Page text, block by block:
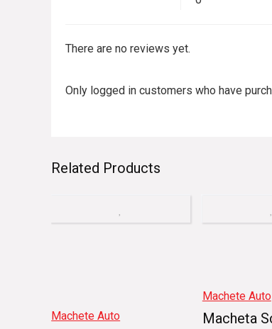
There are no reviews yet.
Only logged in customers who have
Related Products
Machete Auto
Machete Auto
Macheta